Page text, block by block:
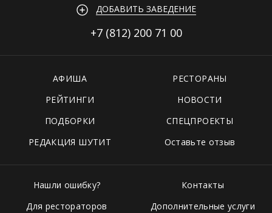
ДОБАВИТЬ ЗАВЕДЕНИЕ
+7 (812) 200 71 00
АФИША
РЕСТОРАНЫ
РЕЙТИНГИ
НОВОСТИ
ПОДБОРКИ
СПЕЦПРОЕКТЫ
РЕДАКЦИЯ ШУТИТ
Оставьте отзыв
Нашли ошибку?
Для рестораторов
Контакты
Дополнительные услуги